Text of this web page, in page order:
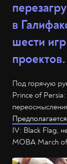
в
шести
проектов.
Под горячую
Prince of
Предполагается
IV: Black Flag,
MOBA March of